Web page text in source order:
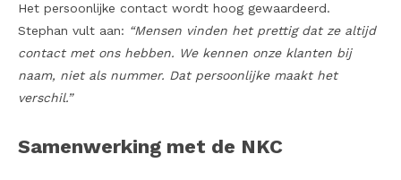
Het persoonlijke contact wordt hoog gewaardeerd.
Stephan vult aan: “Mensen vinden het prettig dat ze altijd
contact met ons hebben. We kennen onze klanten bij
naam, niet als nummer. Dat persoonlijke maakt het
verschil.”
Samenwerking met de NKC